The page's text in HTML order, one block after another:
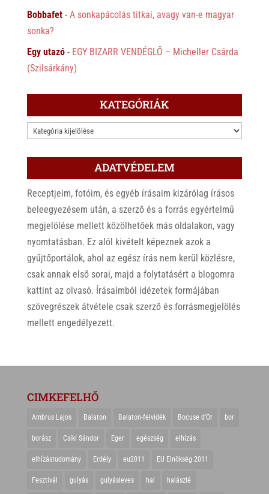
Bobbafet- A sonkapácolás titkai, avagy van-e magyar
sonka?
Egy utazó- EGY BIZARR VENDÉGLŐ – Micheller Csárda
(Szilsárkány)
KATEGÓRIÁK
KATEGÓRIÁK
ADATVÉDELEM
Receptjeim, fotóim, és egyéb írásaim kizárólag írásos
beleegyezésem után, a szerző és a forrás egyértelmű
megjelölése mellett közölhetőek más oldalakon, vagy
nyomtatásban. Ez alól kivételt képeznek azok a
gyűjtőportálok, ahol az egész írás nem kerül közlésre,
csak annak első sorai, majd a folytatásért a blogomra
kattint az olvasó. Írásaimból idézetek formájában
szövegrészek átvétele csak szerző és forrásmegjelölés
mellett engedélyezett.
CIMKEFELHŐ
Ambrus Lajos Balaton Balaton-felvidék Bocuse d'Or bor
borász Csíki Sándor Eger egészség elhízás
elhízástudomány Erdély eu2011 EU Elnökség 2011
Fesztivál gulyás gulyásleves hal halászlé